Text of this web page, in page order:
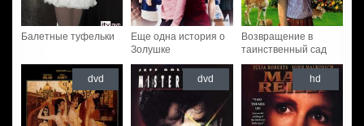
Балетные туфельки
Еще одна история о
Золушке
Возвращение в
таинственный сад
dvd dvd hd